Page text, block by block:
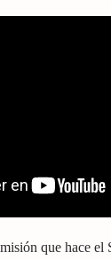
que hace el